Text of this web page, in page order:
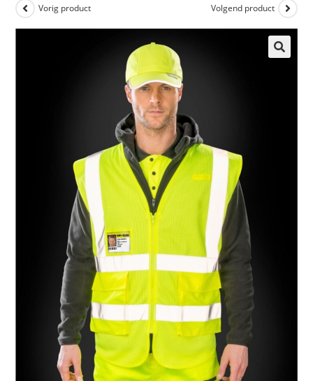
Vorig product Volgend product